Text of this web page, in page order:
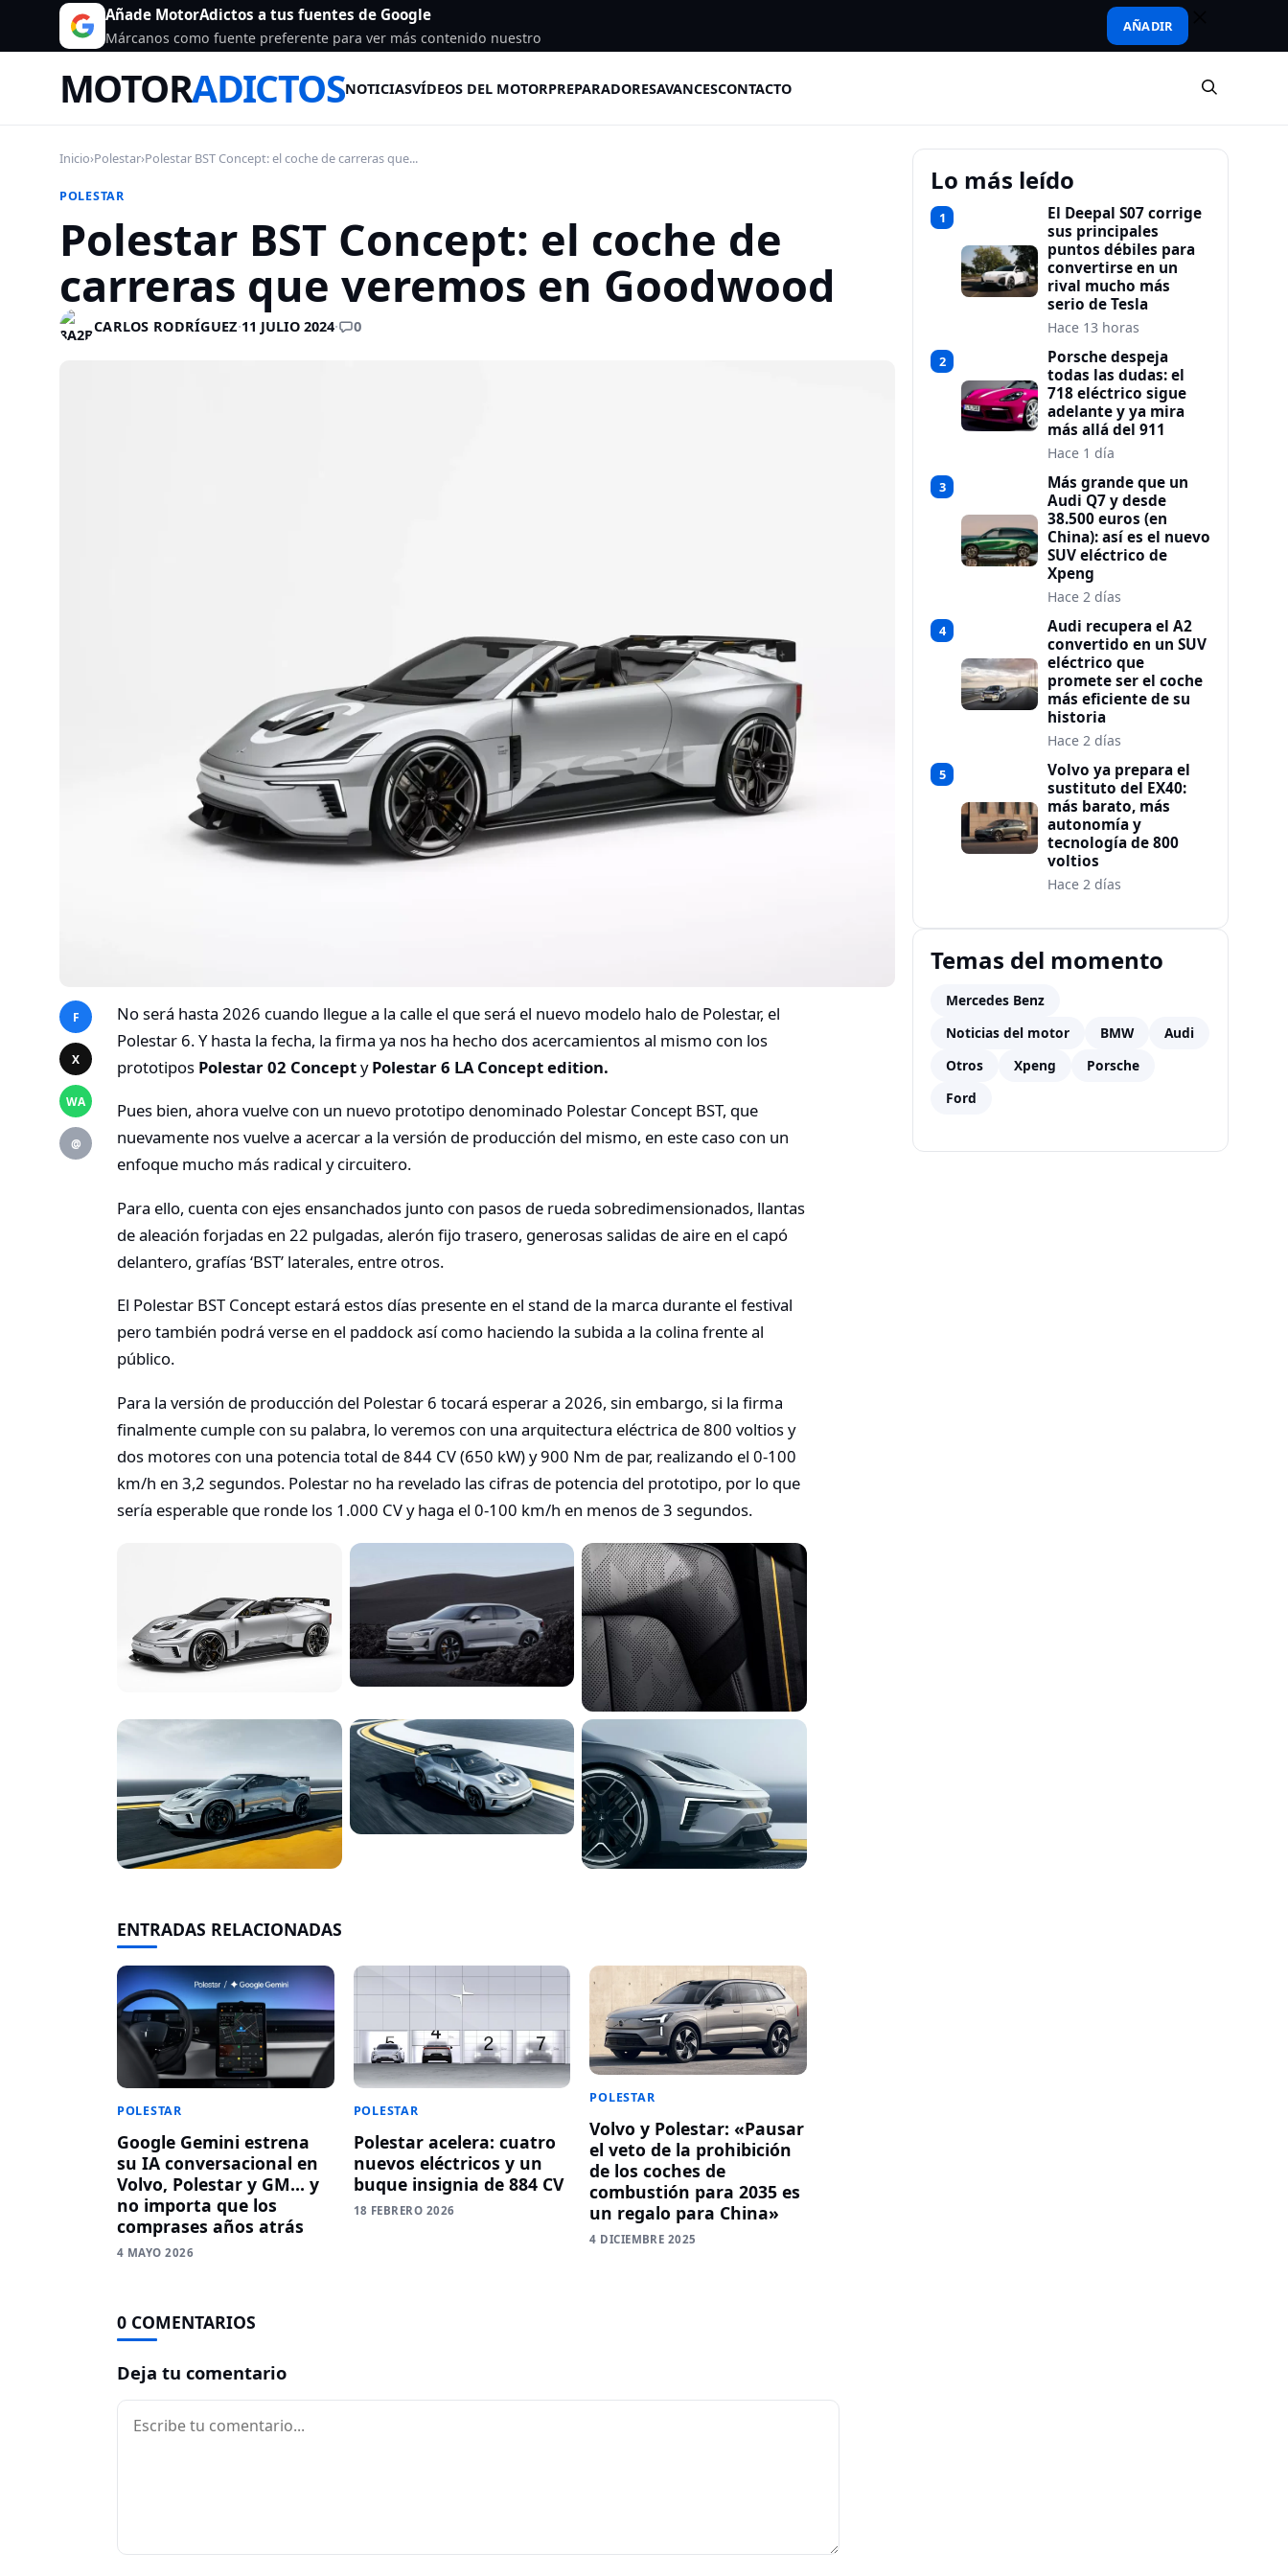
Añade MotorAdictos a tus fuentes de Google
Márcanos como fuente preferente para ver más contenido nuestro
AÑADIR
MOTORADICTOSNOTICIASVÍDEOS DEL MOTORPREPARADORESAVANCESCONTACTO
Inicio›Polestar›Polestar BST Concept: el coche de carreras que...
POLESTAR
Polestar BST Concept: el coche de
carreras que veremos en Goodwood
CARLOS RODRÍGUEZ·11 JULIO 2024· 0
F
X
WA
@
No será hasta 2026 cuando llegue a la calle el que será el nuevo modelo halo de Polestar, el
Polestar 6. Y hasta la fecha, la firma ya nos ha hecho dos acercamientos al mismo con los
prototipos Polestar 02 ConceptyPolestar 6 LA Concept edition.
Pues bien, ahora vuelve con un nuevo prototipo denominado Polestar Concept BST, que
nuevamente nos vuelve a acercar a la versión de producción del mismo, en este caso con un
enfoque mucho más radical y circuitero.
Para ello, cuenta con ejes ensanchados junto con pasos de rueda sobredimensionados, llantas
de aleación forjadas en 22 pulgadas, alerón fijo trasero, generosas salidas de aire en el capó
delantero, grafías ‘BST’ laterales, entre otros.
El Polestar BST Concept estará estos días presente en el stand de la marca durante el festival
pero también podrá verse en el paddock así como haciendo la subida a la colina frente al
público.
Para la versión de producción del Polestar 6 tocará esperar a 2026, sin embargo, si la firma
finalmente cumple con su palabra, lo veremos con una arquitectura eléctrica de 800 voltios y
dos motores con una potencia total de 844 CV (650 kW) y 900 Nm de par, realizando el 0-100
km/h en 3,2 segundos. Polestar no ha revelado las cifras de potencia del prototipo, por lo que
sería esperable que ronde los 1.000 CV y haga el 0-100 km/h en menos de 3 segundos.
ENTRADAS RELACIONADAS
POLESTAR
Google Gemini estrena
su IA conversacional en
Volvo, Polestar y GM… y
no importa que los
comprases años atrás
4 MAYO 2026
POLESTAR
Polestar acelera: cuatro
nuevos eléctricos y un
buque insignia de 884 CV
18 FEBRERO 2026
POLESTAR
Volvo y Polestar: «Pausar
el veto de la prohibición
de los coches de
combustión para 2035 es
un regalo para China»
4 DICIEMBRE 2025
0 COMENTARIOS
Deja tu comentario
Comentario
Lo más leído
1
El Deepal S07 corrige
sus principales
puntos débiles para
convertirse en un
rival mucho más
serio de Tesla
Hace 13 horas
2
Porsche despeja
todas las dudas: el
718 eléctrico sigue
adelante y ya mira
más allá del 911
Hace 1 día
3
Más grande que un
Audi Q7 y desde
38.500 euros (en
China): así es el nuevo
SUV eléctrico de
Xpeng
Hace 2 días
4
Audi recupera el A2
convertido en un SUV
eléctrico que
promete ser el coche
más eficiente de su
historia
Hace 2 días
5
Volvo ya prepara el
sustituto del EX40:
más barato, más
autonomía y
tecnología de 800
voltios
Hace 2 días
Temas del momento
Mercedes Benz
Noticias del motor
BMW
Audi
Otros
Xpeng
Porsche
Ford